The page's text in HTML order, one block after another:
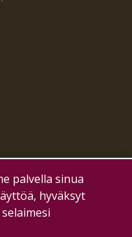
palvella sinua
hyväksyt